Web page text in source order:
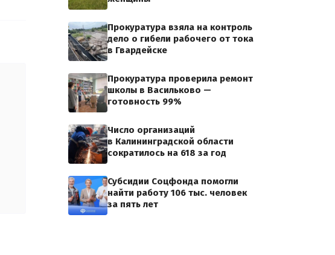
Прокуратура взяла на контроль
дело о гибели рабочего от тока
в Гвардейске
Прокуратура проверила ремонт
школы в Васильково —
готовность 99%
Число организаций
в Калининградской области
сократилось на 618 за год
Субсидии Соцфонда помогли
найти работу 106 тыс. человек
за пять лет